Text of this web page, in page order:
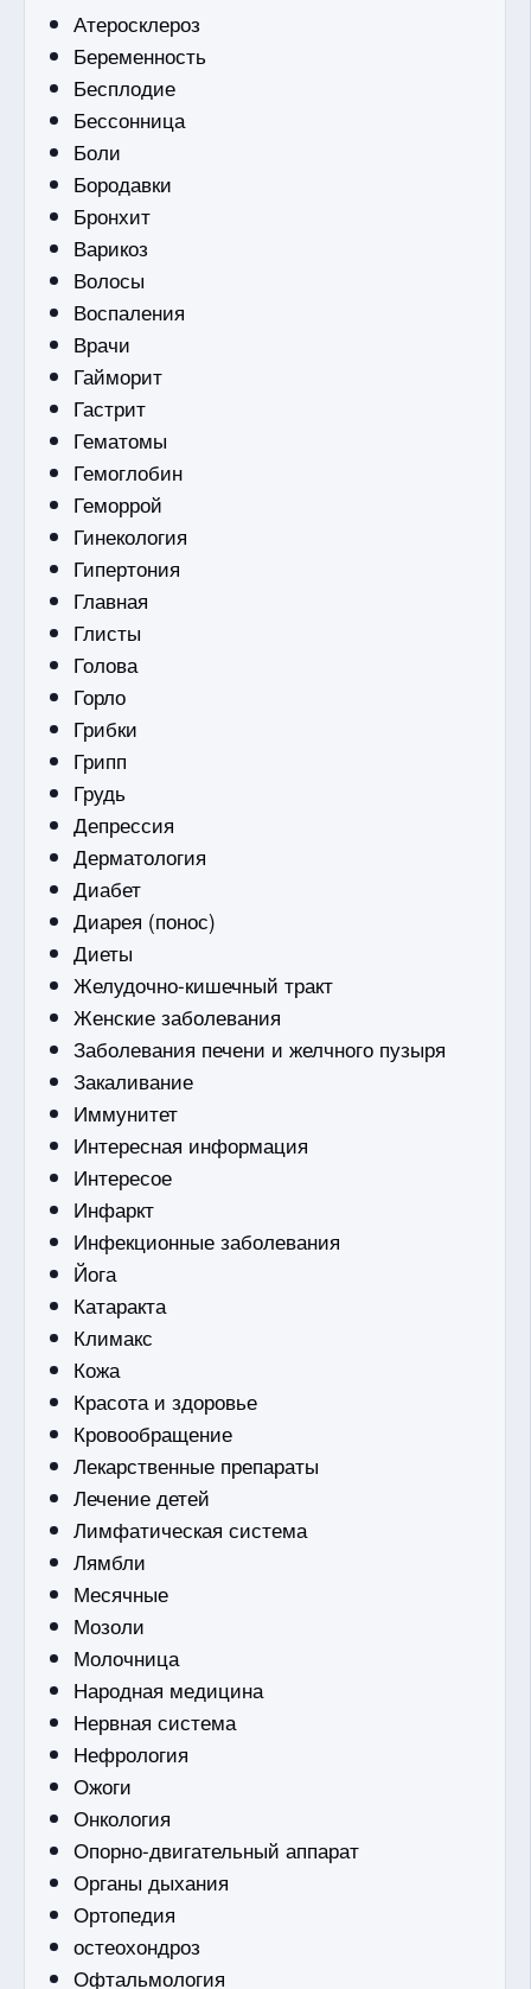
Атеросклероз
Беременность
Бесплодие
Бессонница
Боли
Бородавки
Бронхит
Варикоз
Волосы
Воспаления
Врачи
Гайморит
Гастрит
Гематомы
Гемоглобин
Геморрой
Гинекология
Гипертония
Главная
Глисты
Голова
Горло
Грибки
Грипп
Грудь
Депрессия
Дерматология
Диабет
Диарея (понос)
Диеты
Желудочно-кишечный тракт
Женские заболевания
Заболевания печени и желчного пузыря
Закаливание
Иммунитет
Интересная информация
Интересое
Инфаркт
Инфекционные заболевания
Йога
Катаракта
Климакс
Кожа
Красота и здоровье
Кровообращение
Лекарственные препараты
Лечение детей
Лимфатическая система
Лямбли
Месячные
Мозоли
Молочница
Народная медицина
Нервная система
Нефрология
Ожоги
Онкология
Опорно-двигательный аппарат
Органы дыхания
Ортопедия
остеохондроз
Офтальмология